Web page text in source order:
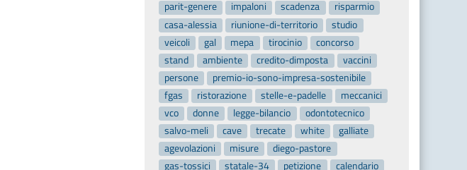
parit-genere
impaloni scadenza
risparmio
casa-alessia
riunione-di-territorio
studio
veicoli
gal mepa tirocinio
concorso
stand
ambiente credito-dimposta
vaccini
persone
premio-io-sono-impresa-sostenibile
fgas
ristorazione stelle-e-padelle
meccanici
vco
donne legge-bilancio
odontotecnico
salvo-meli
cave trecate white
galliate
agevolazioni
misure
diego-pastore
gas-tossici
statale-34 petizione
calendario